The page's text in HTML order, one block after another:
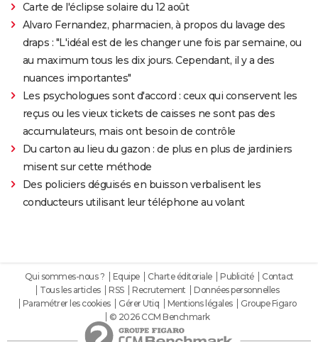
Carte de l'éclipse solaire du 12 août
Alvaro Fernandez, pharmacien, à propos du lavage des
draps : "L'idéal est de les changer une fois par semaine, ou
au maximum tous les dix jours. Cependant, il y a des
nuances importantes"
Les psychologues sont d'accord : ceux qui conservent les
reçus ou les vieux tickets de caisses ne sont pas des
accumulateurs, mais ont besoin de contrôle
Du carton au lieu du gazon : de plus en plus de jardiniers
misent sur cette méthode
Des policiers déguisés en buisson verbalisent les
conducteurs utilisant leur téléphone au volant
Qui sommes-nous ? Equipe Charte éditoriale Publicité
Contact
Tous les articles
RSS Recrutement
Données personnelles
Paramétrer les cookies
Gérer Utiq Mentions légales
Groupe Figaro
© 2026 CCM Benchmark